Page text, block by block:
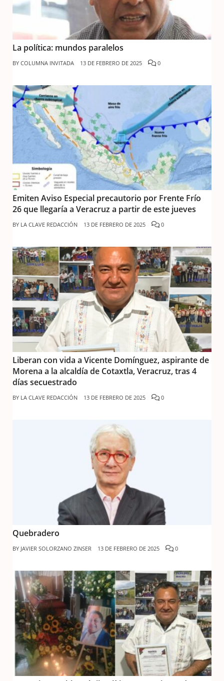
La política: mundos paralelos
BY COLUMNA INVITADA 13 DE FEBRERO DE 2025 0
Emiten Aviso Especial precautorio por Frente Frío
26 que llegaría a Veracruz a partir de este jueves
BY LA CLAVE REDACCIÓN 13 DE FEBRERO DE 2025 0
Liberan con vida a Vicente Domínguez, aspirante de
Morena a la alcaldía de Cotaxtla, Veracruz, tras 4
días secuestrado
BY LA CLAVE REDACCIÓN 13 DE FEBRERO DE 2025 0
Quebradero
BY JAVIER SOLORZANO ZINSER 13 DE FEBRERO DE 2025 0